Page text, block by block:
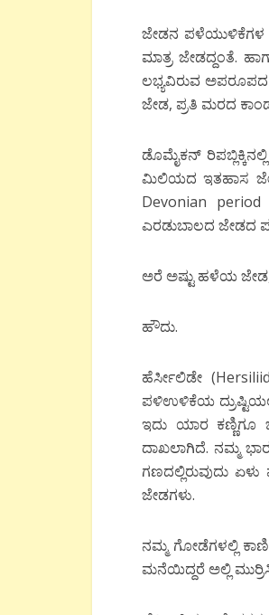
ಜೇಡನ ಪಳೆಯುಳಿಕೆಗಳ
ಮಾತ್ರ ಜೇಡದ್ದಂತೆ.
ಲಭ್ಯವಿರುವ
ಜೇಡ, ಪ್ರತಿ ಮರದ
ಡೊಮೈಕನ್
ಮಿಲಿಯದ ಇತಹಾಸ
Devonian
ಎರಡುಬಾಲದ ಜೇಡದ
ಅರೆ ಅಷ್ಟು ಹಳೆಯ
ಹೌದು.
ಹೆರ್ಸೀಲಿಡೇ
ಪಳಿಉಳಿಕೆಯ
ಇದು ಯಾರ ಕಣ್ಣಿಗೂ
ದಾಖಲಾಗಿದೆ. ನಮ್ಮ
ಗಣದಲ್ಲಿರುವುದು
ಜೇಡಗಳು.
ನಮ್ಮ ಗೋಡೆಗಳಲ್ಲಿ
ಮನೆಯಿದ್ದರೆ ಅಲ್ಲಿ